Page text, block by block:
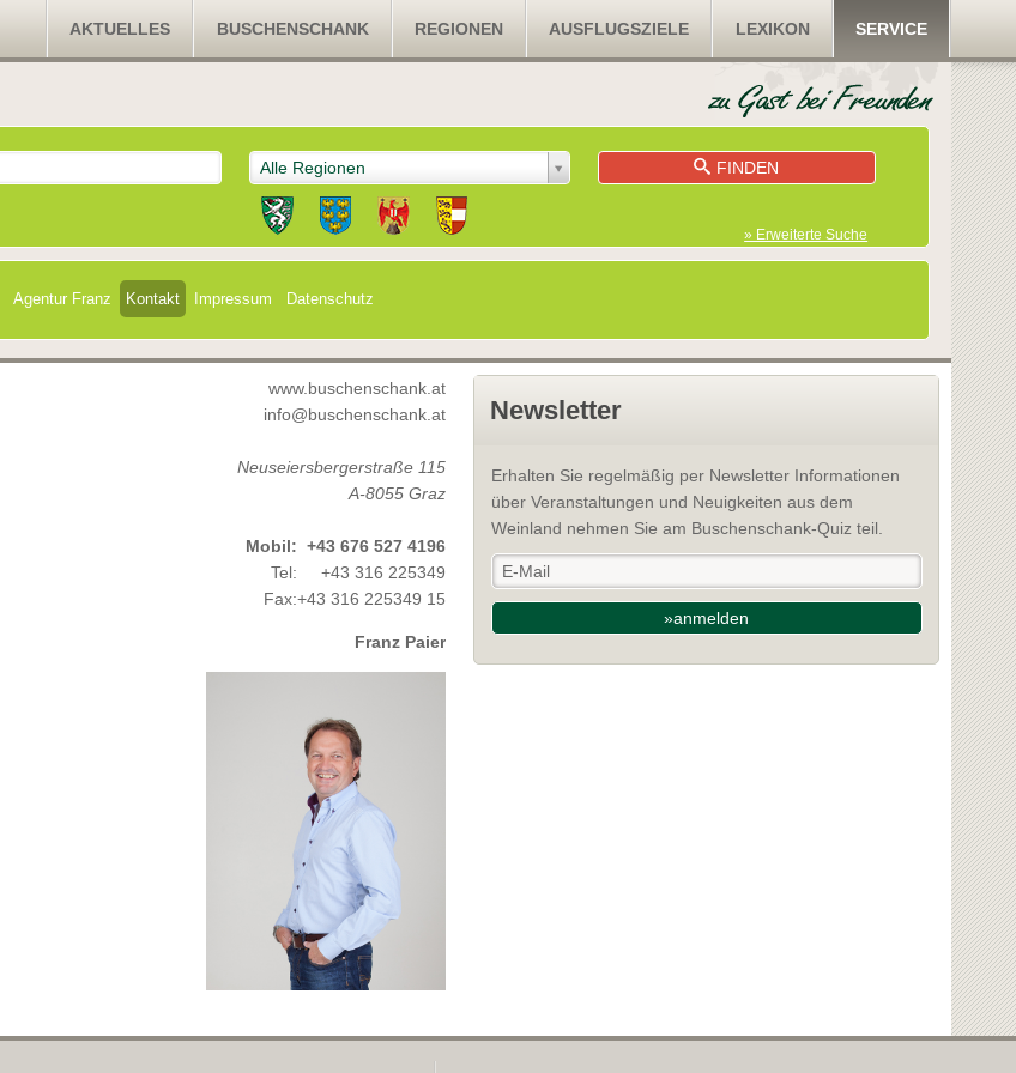
AKTUELLES BUSCHENSCHANK REGIONEN AUSFLUGSZIELE LEXIKON SERVICE
Alle Regionen FINDEN
» Erweiterte Suche
Agentur Franz Kontakt Impressum Datenschutz
www.buschenschank.at
info@buschenschank.at
Neuseiersbergerstraße 115
A-8055 Graz
Mobil: +43 676 527 4196
Tel:
+43 316 225349
Fax:+43 316 225349 15
Franz Paier
Newsletter
Erhalten Sie regelmäßig per Newsletter Informationen
über Veranstaltungen und Neuigkeiten aus dem
Weinland nehmen Sie am Buschenschank-Quiz teil.
»anmelden